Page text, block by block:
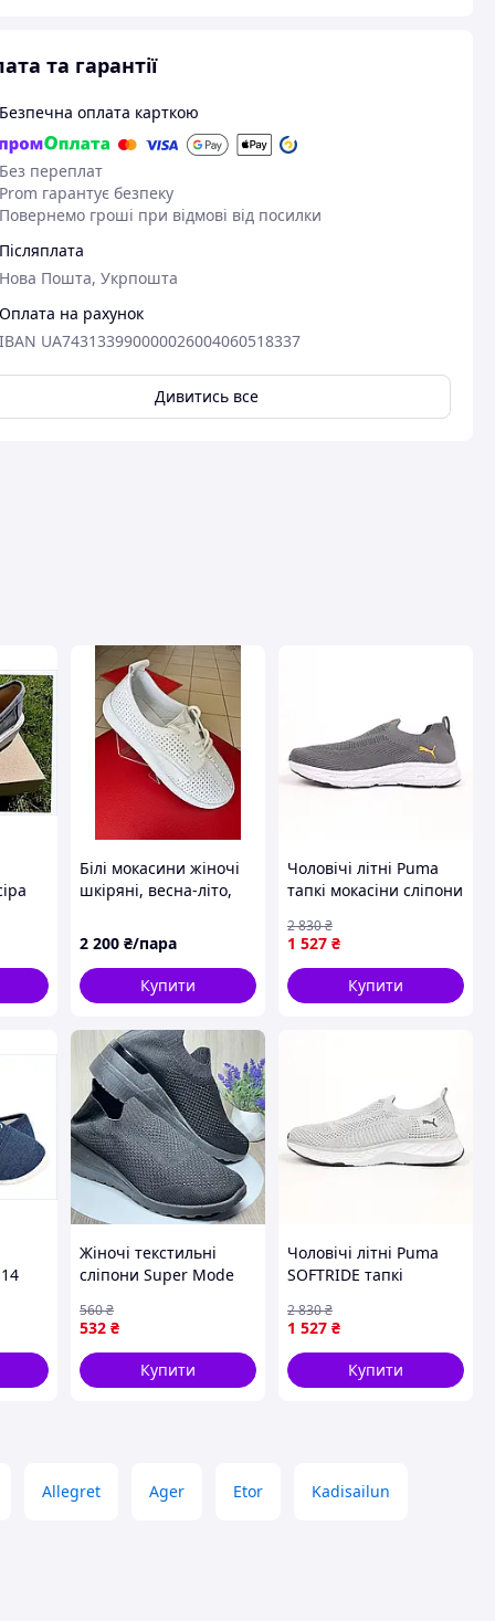
та гарантії
Безпечна оплата карткою
Без переплат
Prom гарантує безпеку
Повернемо гроші при відмові від посилки
Післяплата
Нова Пошта, Укрпошта
Оплата на рахунок
IBAN UA743133990000026004060518337
Дивитись все
Білі мокасини жіночі
шкіряні, весна-літо,
легенькі
2 200 ₴/пара
Купити
Чоловічі літні Puma
тапкі мокасіни сліпони
41
1 527 ₴
2 830₴
Купити
Жіночі текстильні
сліпони Super Mode
устілка 26 см на
платформі Сток в
ідеалі
532 ₴
560₴
Купити
Чоловічі літні Puma
SOFTRIDE тапкі
світло сірі 41
1 527 ₴
2 830₴
Купити
Allegret Ager Etor Kadisailun